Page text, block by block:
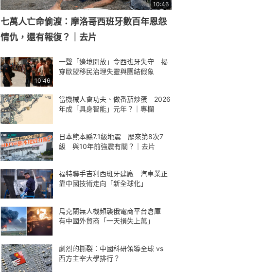
10:46
七萬人亡命偷渡：摩洛哥西班牙數百年恩怨
情仇，還有報復？｜去片
10:46
一聲「邊境開放」令西班牙失守 揭
穿歐盟移民治理失靈與團結假象
當機械人會功夫、做番茄炒蛋 2026
年成「具身智能」元年？｜專欄
日本熊本縣7.1級地震 歷來第8次7
級 與10年前強震有關？｜去片
福特聯手吉利西班牙建廠 汽車業正
靠中國技術走向「新全球化」
烏克蘭無人機頻襲俄電商平台倉庫
有中國外貿商「一天損失上萬」
劇烈的撕裂：中國科研領導全球 vs
西方主宰大學排行？